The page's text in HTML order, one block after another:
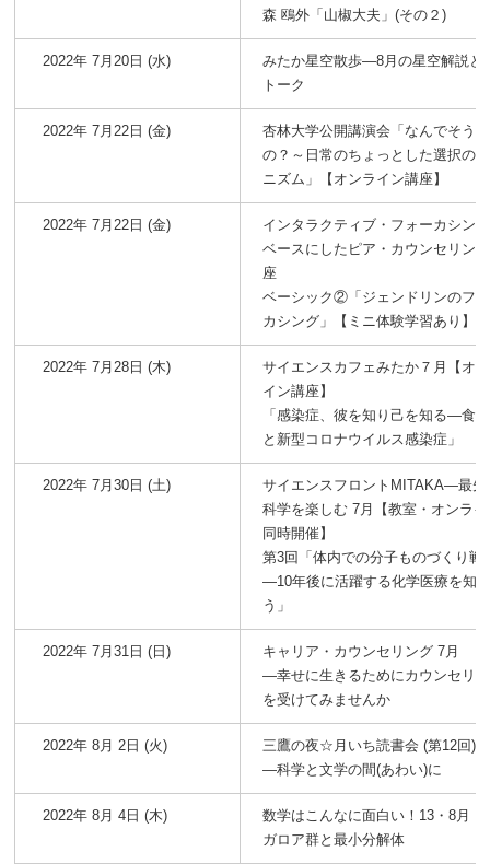
森 鴎外「山椒大夫」(その２)
2022年 7月20日 (水)
みたか星空散歩―8月の星空解説と
トーク
2022年 7月22日 (金)
杏林大学公開講演会「なんでそう
の？～日常のちょっとした選択の
ニズム」【オンライン講座】
2022年 7月22日 (金)
インタラクティブ・フォーカシン
ベースにしたピア・カウンセリン
座
ベーシック②「ジェンドリンのフ
カシング」【ミニ体験学習あり】
2022年 7月28日 (木)
サイエンスカフェみたか７月【オ
イン講座】
「感染症、彼を知り己を知る―食
と新型コロナウイルス感染症」
2022年 7月30日 (土)
サイエンスフロントMITAKA―最先
科学を楽しむ 7月【教室・オンラ
同時開催】
第3回「体内での分子ものづくり戦
―10年後に活躍する化学医療を知
う」
2022年 7月31日 (日)
キャリア・カウンセリング 7月
―幸せに生きるためにカウンセリ
を受けてみませんか
2022年 8月 2日 (火)
三鷹の夜☆月いち読書会 (第12回)
―科学と文学の間(あわい)に
2022年 8月 4日 (木)
数学はこんなに面白い！13・8月
ガロア群と最小分解体